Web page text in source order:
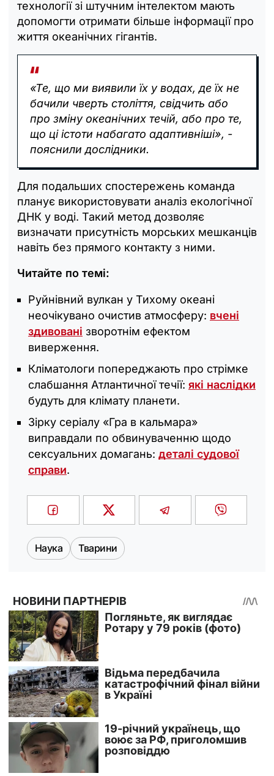
технології зі штучним інтелектом мають
допомогти отримати більше інформації про
життя океанічних гігантів.
«Те, що ми виявили їх у водах, де їх не
бачили чверть століття, свідчить або
про зміну океанічних течій, або про те,
що ці істоти набагато адаптивніші», -
пояснили дослідники.
Для подальших спостережень команда
планує використовувати аналіз екологічної
ДНК у воді. Такий метод дозволяє
визначати присутність морських мешканців
навіть без прямого контакту з ними.
Читайте по темі:
Руйнівний вулкан у Тихому океані
неочікувано очистив атмосферу: вчені
здивовані зворотнім ефектом
виверження.
Кліматологи попереджають про стрімке
слабшання Атлантичної течії: які наслідки
будуть для клімату планети.
Зірку серіалу «Гра в кальмара»
виправдали по обвинуваченню щодо
сексуальних домагань: деталі судової
справи.
Наука Тварини